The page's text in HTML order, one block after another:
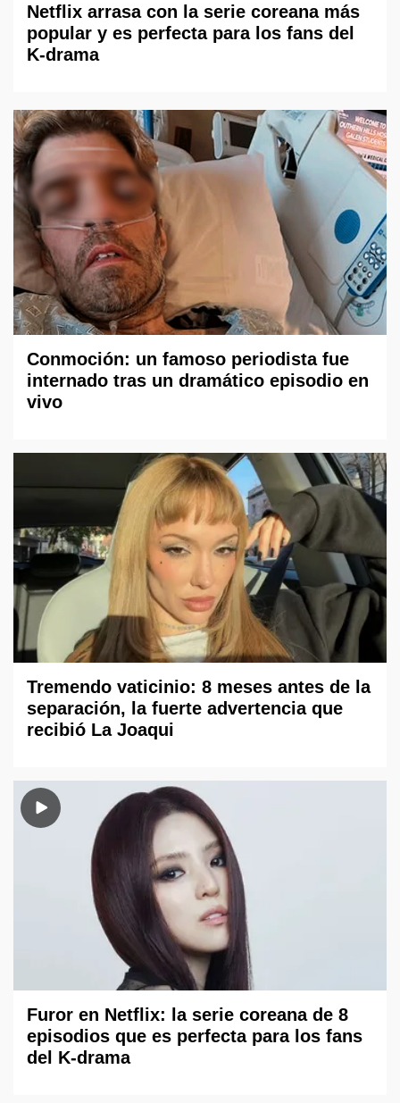
Netflix arrasa con la serie coreana más
popular y es perfecta para los fans del
K-drama
Conmoción: un famoso periodista fue
internado tras un dramático episodio en
vivo
Tremendo vaticinio: 8 meses antes de la
separación, la fuerte advertencia que
recibió La Joaqui
Furor en Netflix: la serie coreana de 8
episodios que es perfecta para los fans
del K-drama